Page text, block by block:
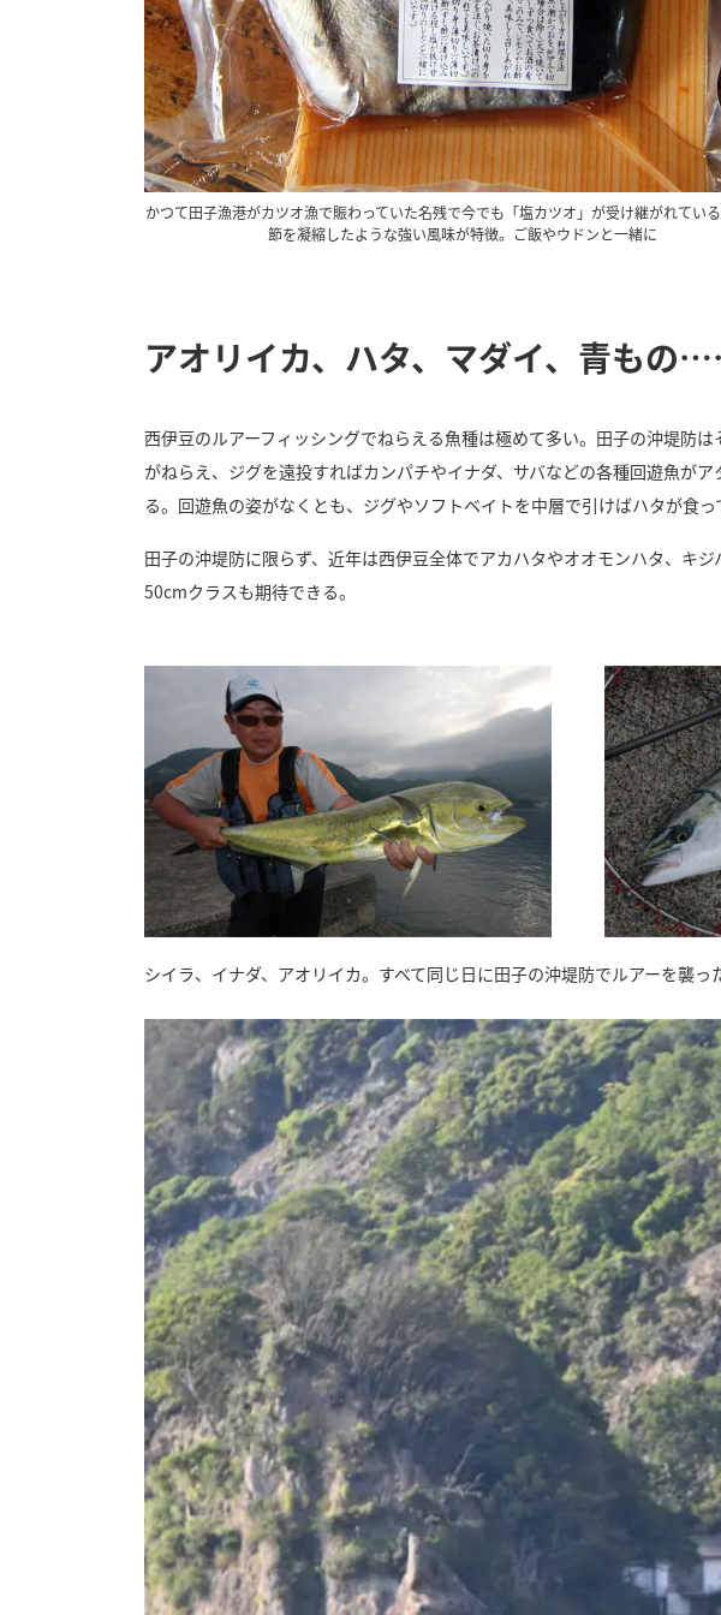
かつて田子漁港がカツオ漁で賑わっていた名残で今でも「塩カツオ」が受け継がれてい
節を凝縮したような強い風味が特徴。ご飯やウドンと一緒に
アオリイカ、ハタ、マダイ、青もの
西伊豆のルアーフィッシングでねらえる魚種は極めて多い。田子の沖堤防
がねらえ、ジグを遠投すればカンパチやイナダ、サバなどの各種回遊魚が
る。回遊魚の姿がなくとも、ジグやソフトベイトを中層で引けばハタが食っ
田子の沖堤防に限らず、近年は西伊豆全体でアカハタやオオモンハタ、キ
50cmクラスも期待できる。
シイラ、イナダ、アオリイカ。すべて同じ日に田子の沖堤防でルアーを襲